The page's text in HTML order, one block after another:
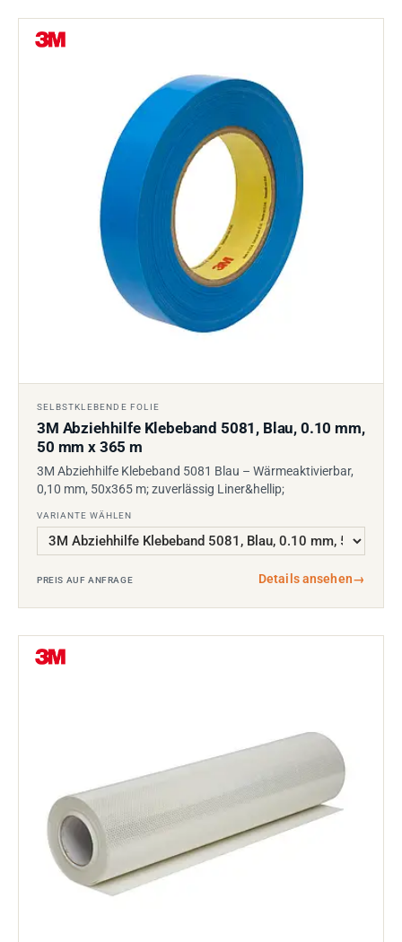
SELBSTKLEBENDE FOLIE
3M Abziehhilfe Klebeband 5081, Blau, 0.10 mm,
50 mm x 365 m
3M Abziehhilfe Klebeband 5081 Blau – Wärmeaktivierbar,
0,10 mm, 50x365 m; zuverlässig Liner&hellip;
VARIANTE WÄHLEN
PREIS AUF ANFRAGE Details ansehen→